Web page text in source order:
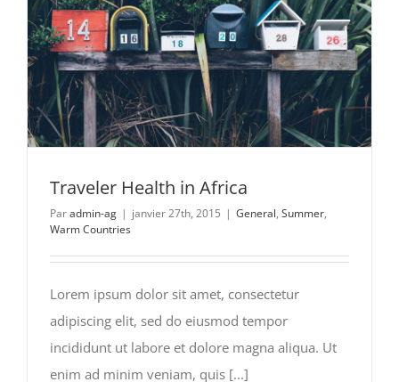
Traveler Health in Africa
Paradmin-ag | janvier 27th, 2015 | General, Summer,
Warm Countries
Lorem ipsum dolor sit amet, consectetur
adipiscing elit, sed do eiusmod tempor
incididunt ut labore et dolore magna aliqua. Ut
enim ad minim veniam, quis [...]